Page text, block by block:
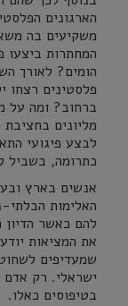
הארגונים
משקיעים בה
המחתרות ביצעו
הומים? לאורך
פלסטינים רצחו
ברחוב? ומה על
מליונים
לבצע פיגועי
כתרומה, בשביל
אנשים בארץ
האלימות
להם כאשר הדיון
את המציאות
ישראלי. רק אדם
בטיפוסים כאלו.